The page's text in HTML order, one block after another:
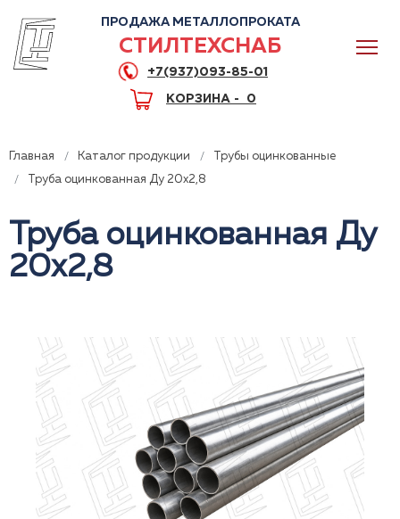
0
ПРОДАЖА МЕТАЛЛОПРОКАТА
СТИЛТЕХСНАБ
+7(937)093-85-01
КОРЗИНА - 0
Главная Каталог продукции
Трубы оцинкованные
Труба оцинкованная Ду 20x2,8
Труба оцинкованная Ду
20x2,8